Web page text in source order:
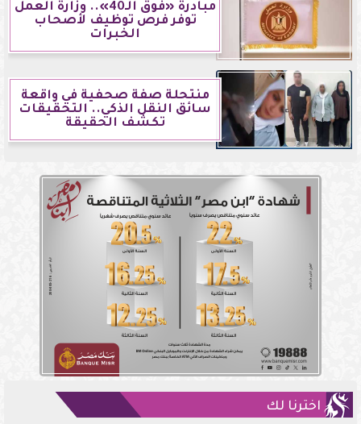
مبادرة «فوق الـ40».. وزارة العمل
توفر فرص توظيف لأصحاب
الخبرات
منتحلة صفة صحفية في واقعة
سائق النقل الذكي.. التحقيقات
تكشف الحقيقة
اخترنا لك